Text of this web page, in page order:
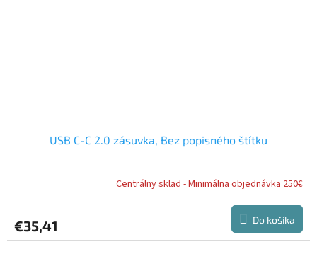
USB C-C 2.0 zásuvka, Bez popisného štítku
Centrálny sklad - Minimálna objednávka 250€
€35,41 Do košíka